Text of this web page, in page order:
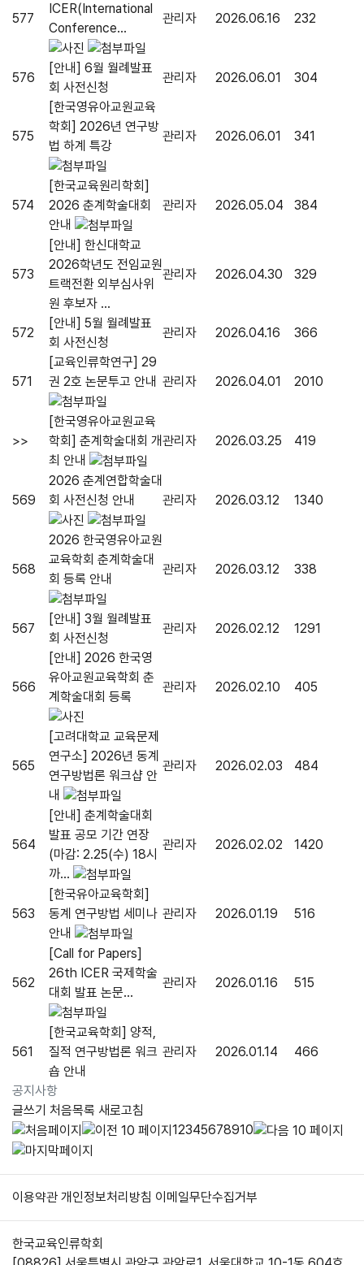
공지사항
577
ICER(International
Conference...
관리자 2026.06.16 232
576
[안내] 6월 월례발표
회 사전신청
관리자 2026.06.01 304
575
[한국영유아교원교육
학회] 2026년 연구방
법 하계 특강
관리자 2026.06.01 341
574
[한국교육원리학회]
2026 춘계학술대회
안내
관리자 2026.05.04 384
573
[안내] 한신대학교
2026학년도 전임교원
트랙전환 외부심사위
원 후보자 ...
관리자 2026.04.30 329
572
[안내] 5월 월례발표
회 사전신청
관리자 2026.04.16 366
571
[교육인류학연구] 29
권 2호 논문투고 안내 관리자 2026.04.01 2010
>>
[한국영유아교원교육
학회] 춘계학술대회 개
최 안내
관리자 2026.03.25 419
569
2026 춘계연합학술대
회 사전신청 안내
관리자 2026.03.12 1340
568
2026 한국영유아교원
교육학회 춘계학술대
회 등록 안내
관리자 2026.03.12 338
567
[안내] 3월 월례발표
회 사전신청
관리자 2026.02.12 1291
566
[안내] 2026 한국영
유아교원교육학회 춘
계학술대회 등록
관리자 2026.02.10 405
565
[고려대학교 교육문제
연구소] 2026년 동계
연구방법론 워크샵 안
내
관리자 2026.02.03 484
564
[안내] 춘계학술대회
발표 공모 기간 연장
(마감: 2.25(수) 18시
까...
관리자 2026.02.02 1420
563
[한국유아교육학회]
동계 연구방법 세미나
안내
관리자 2026.01.19 516
562
[Call for Papers]
26th ICER 국제학술
대회 발표 논문...
관리자 2026.01.16 515
561
[한국교육학회] 양적,
질적 연구방법론 워크
숍 안내
관리자 2026.01.14 466
글쓰기 처음목록 새로고침
12345678910
이용약관 개인정보처리방침 이메일무단수집거부
한국교육인류학회